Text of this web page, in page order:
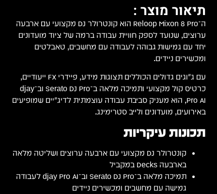
תיאור מוצר :
ה־Reloop Mixon 8 Pro הוא קונטרולר DJ מקצועי עם ארבעה
ערוצים, שנועד לספק חוויית עבודה ברמה של ציוד מועדונים
יחד עם גמישות גבוהה לעבודה עם מחשבים, טאבלטים
ומכשירים ניידים.
עם ג׳וגים גדולים הכוללים תצוגות מידע, פיידרי FX ייעודיים,
כרטיס קול מקצועי ותמיכה מלאה ב־Serato DJ Pro וב־djay
Pro AI, הוא מעניק סביבת עבודה עוצמתית לדיג׳יים שמופיעים
באירועים, מועדונים ולייב סטרימינג.
תכונות עיקריות
קונטרולר DJ מקצועי עם ארבעה ערוצים ושליטה מלאה
בארבעה Decks במקביל
תמיכה מלאה ב־Serato DJ Pro וב־djay Pro AI לעבודה
גמישה עם מחשבים ומכשירים ניידים